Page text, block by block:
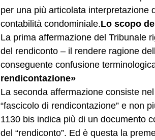
per una più articolata interpretazione
contabilità condominiale.Lo scopo
La prima affermazione del Tribunale
del rendiconto – il rendere ragione
conseguente confusione
rendicontazione»
La seconda affermazione consiste
“fascicolo di rendicontazione” e non
1130 bis indica più di un documento
del “rendiconto”. Ed è questa la